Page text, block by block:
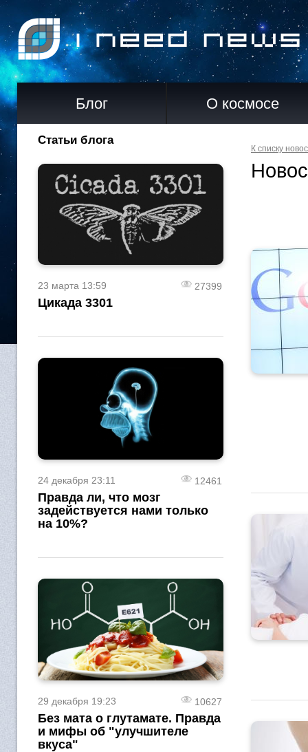
Блог О космосе
Статьи блога
23 марта 13:59 27399
Цикада 3301
24 декабря 23:11 12461
Правда ли, что мозг
задействуется нами только
на 10%?
29 декабря 19:23 10627
Без мата о глутамате. Правда
и мифы об "улучшителе
вкуса"
К списку